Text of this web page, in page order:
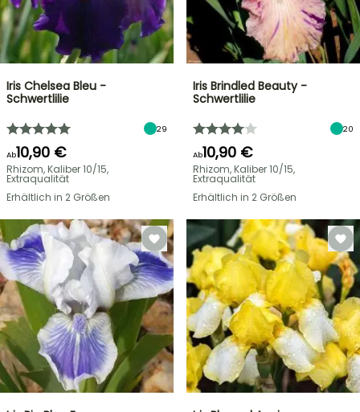
Iris Chelsea Bleu -
Schwertlilie
29
Ab10,90 €
Rhizom, Kaliber 10/15,
Extraqualität
Erhältlich in 2 Größen
Iris Brindled Beauty -
Schwertlilie
20
Ab10,90 €
Rhizom, Kaliber 10/15,
Extraqualität
Erhältlich in 2 Größen